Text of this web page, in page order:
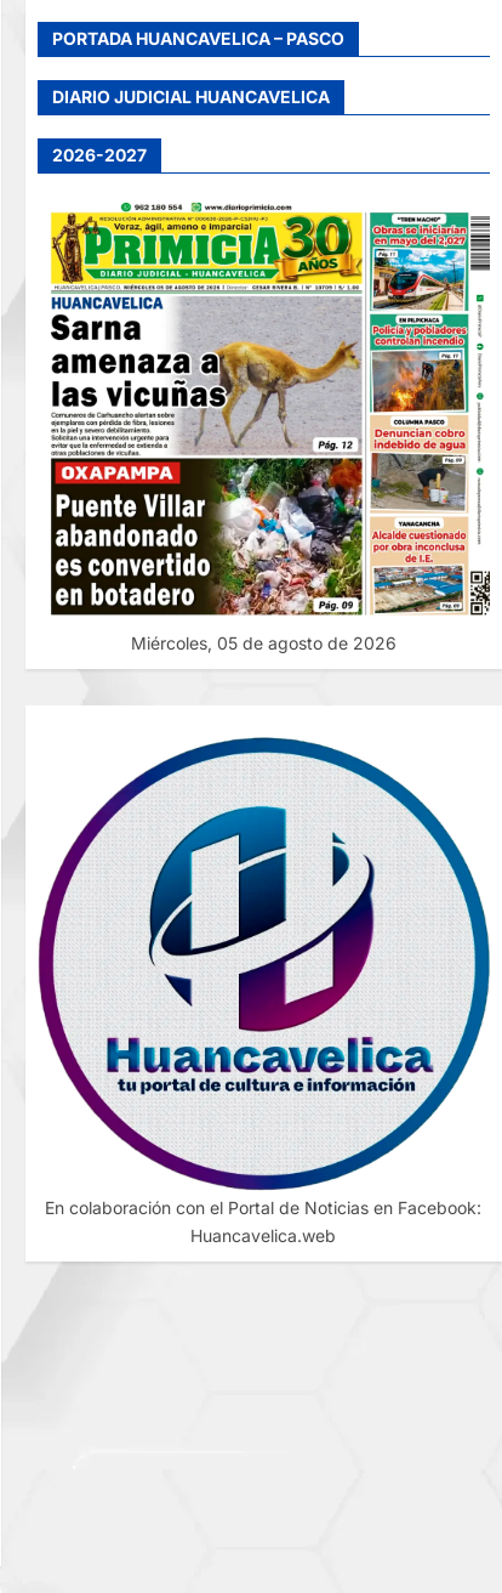
PORTADA HUANCAVELICA – PASCO
DIARIO JUDICIAL HUANCAVELICA
2026-2027
Miércoles, 05 de agosto de 2026
En colaboración con el Portal de Noticias en Facebook:
Huancavelica.web